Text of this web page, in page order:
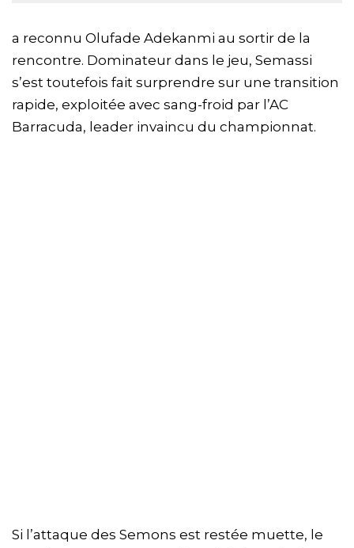
a reconnu Olufade Adekanmi au sortir de la
rencontre. Dominateur dans le jeu, Semassi
s’est toutefois fait surprendre sur une transition
rapide, exploitée avec sang-froid par l’AC
Barracuda, leader invaincu du championnat.
Si l’attaque des Semons est restée muette, le